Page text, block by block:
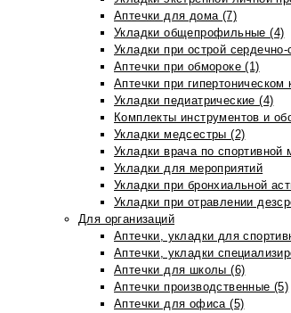
Аптечки для дома (7)
Укладки общепрофильные (4)
Укладки при острой
Аптечки при обмороке (1)
Аптечки при гипертоническом
Укладки педиатрические (4)
Комплекты инструментов и
Укладки медсестры (2)
Укладки врача по спортивной
Укладки для мероприятий
Укладки при бронхиальной
Укладки при отравлении
Для организаций
Аптечки, укладки для
Аптечки, укладки
Аптечки для школы (6)
Аптечки производственные (5)
Аптечки для офиса (5)